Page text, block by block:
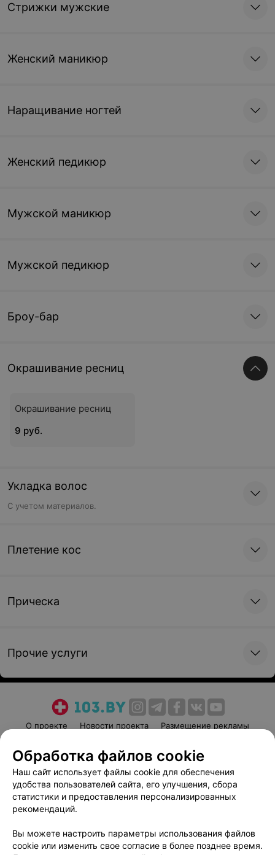
Стрижки мужские
Женский маникюр
Наращивание ногтей
Женский педикюр
Мужской маникюр
Мужской педикюр
Броу-бар
Окрашивание ресниц
Окрашивание ресниц
9 руб.
Укладка волос
С учетом материалов.
Плетение кос
Прическа
Прочие услуги
О проекте Новости проекта
Размещение рекламы
Пользовательское соглашение
Способы оплаты
Вакансии
Партнеры
Написать руководителю 103.by
Обработка персональных данных
Обработка файлов cookie
Наш сайт использует файлы cookie для обеспечения
удобства пользователей сайта, его улучшения, сбора
статистики и предоставления персонализированных
рекомендаций.
Вы можете настроить параметры использования файлов
cookie или изменить свое согласие в более позднее время.